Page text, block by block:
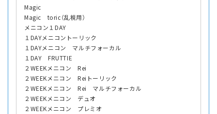
Magic
Magic toric（乱視用）
メニコン１DAY
１DAYメニコントーリック
１DAYメニコン マルチフォーカル
１DAY FRUTTIE
２WEEKメニコン Rei
２WEEKメニコン Reiトーリック
２WEEKメニコン Rei マルチフォーカル
２WEEKメニコン デュオ
２WEEKメニコン プレミオ